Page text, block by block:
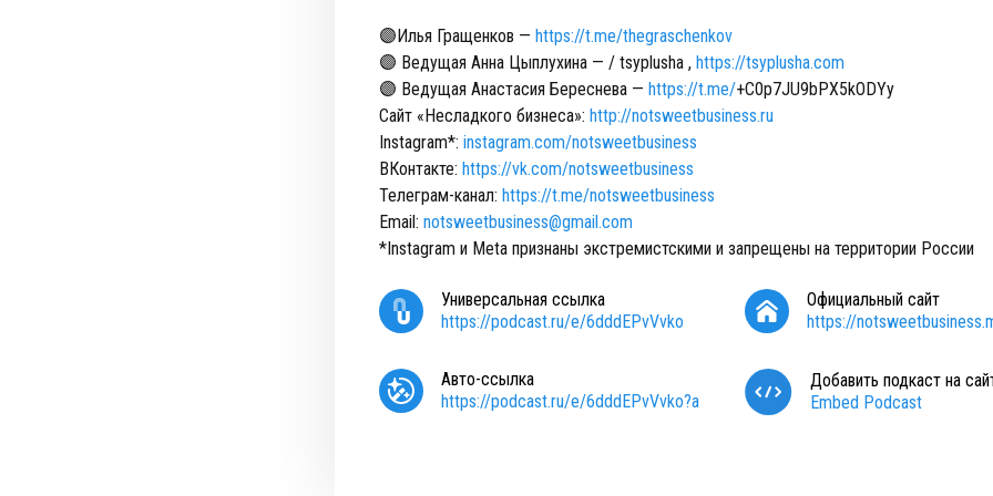
🟣Илья Гращенков — https://t.me/thegraschenkov
🟣 Ведущая Анна Цыплухина — / tsyplusha , https://tsyplusha.com
🟣 Ведущая Анастасия Береснева — https://t.me/+C0p7JU9bPX5kODYy
Сайт «Несладкого бизнеса»: http://notsweetbusiness.ru
Instagram*: instagram.com/notsweetbusiness
ВКонтакте: https://vk.com/notsweetbusiness
Телеграм-канал: https://t.me/notsweetbusiness
Email: notsweetbusiness@gmail.com
*Instagram и Meta признаны экстремистскими и запрещены на территории России
Универсальная ссылка
https://podcast.ru/e/6dddEPvVvko
Официальный сайт
https://
Авто-ссылка
https://podcast.ru/e/6dddEPvVvko?a
Добавить подкаст на
Embed Podcast